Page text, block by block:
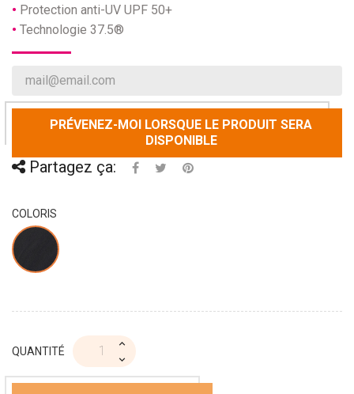
Protection anti-UV UPF 50+
Technologie 37.5®
PRÉVENEZ-MOI LORSQUE LE PRODUIT SERA
DISPONIBLE
Partagez ça:
COLORIS
QUANTITÉ